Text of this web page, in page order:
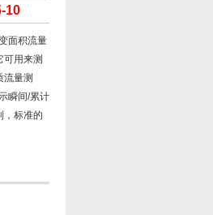
10
面积流量
可用来测
流量测
瞬间/累计
，标准的